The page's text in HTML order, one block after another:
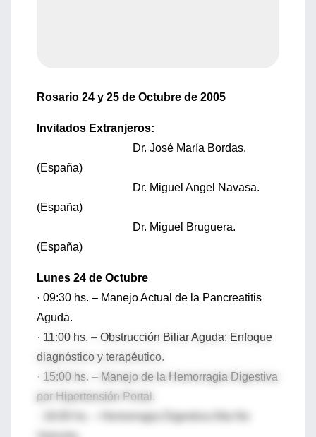
Rosario 24 y 25 de Octubre de 2005
Invitados Extranjeros:
Dr. José María Bordas.
(España)
Dr. Miguel Angel Navasa.
(España)
Dr. Miguel Bruguera.
(España)
Lunes 24 de Octubre
· 09:30 hs. – Manejo Actual de la Pancreatitis
Aguda.
· 11:00 hs. – Obstrucción Biliar Aguda: Enfoque
diagnóstico y terapéutico.
· 15:00 hs. – Manejo de la Hemorragia Digestiva
por Hipertensión Portal.
· 16:00 hs. – Hemorragia Digestiva Alta No